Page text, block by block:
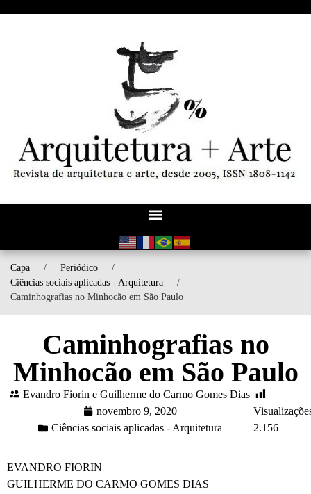
Capa / Periódico
/
Ciências sociais aplicadas - Arquitetura
/
Caminhografias no Minhocão em São Paulo
Caminhografias no
Minhocão em São Paulo
Evandro Fiorin e Guilherme do Carmo Gomes Dias
novembro 9, 2020
Ciências sociais aplicadas - Arquitetura
2.156
EVANDRO FIORIN
GUILHERME DO CARMO GOMES DIAS